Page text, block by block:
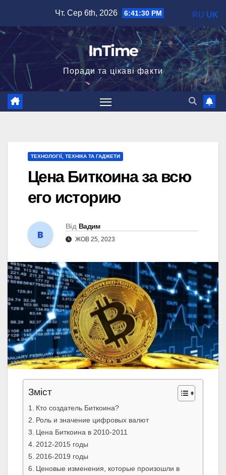
вмісту
Чт. Сер 6th, 2026 6:41:31 PM
InTime
Поради та цікаві факти
ТЕХНОЛОГІЇ, ТЕХНІКА ТА ГАДЖЕТИ
Цена Биткоина за всю
его историю
Від Вадим
ЖОВ 25, 2023
Зміст
Кто создатель Биткоина?
Роль и значение цифровых валют
Цена Биткоина в 2010-2011
2012-2015 годы
2016-2019 годы
Ценовые изменения, которые произошли в
RU UK